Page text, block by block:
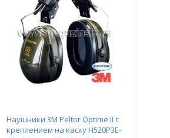
Наушники 3M Peltor Optime II с
креплением на каску H520P3E-